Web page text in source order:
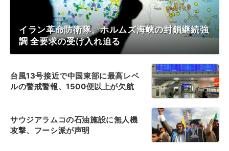
イラン革命防衛隊、ホルムズ海峡の封鎖継続強
調 全要求の受け入れ迫る
台風13号接近で中国東部に最高レベ
ルの警戒警報、1500便以上が欠航
サウジアラムコの石油施設に無人機
攻撃、フーシ派が声明